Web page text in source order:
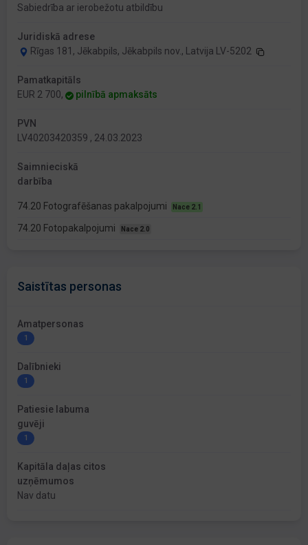
Sabiedrība ar ierobežotu atbildību
Juridiskā adrese
Rīgas 181, Jēkabpils, Jēkabpils nov., Latvija LV-5202
Pamatkapitāls
EUR 2 700,
pilnībā apmaksāts
PVN
LV40203420359 , 24.03.2023
Saimnieciskā
darbība
74.20 Fotografēšanas pakalpojumi Nace 2.1
74.20 Fotopakalpojumi Nace 2.0
Saistītas personas
Amatpersonas
1
Dalībnieki
1
Patiesie labuma
guvēji
1
Kapitāla daļas citos
uzņēmumos
Nav datu